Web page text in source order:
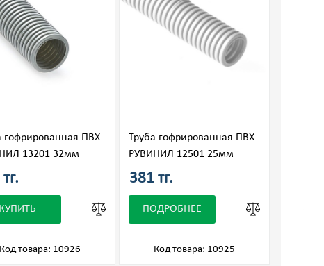
гофрированная ПВХ
13201 32мм
КУПИТЬ
Код товара: 10926
Труба гофрированная ПВХ
РУВИНИЛ 12501 25мм
381 тг.
ПОДРОБНЕЕ
Код товара: 10925